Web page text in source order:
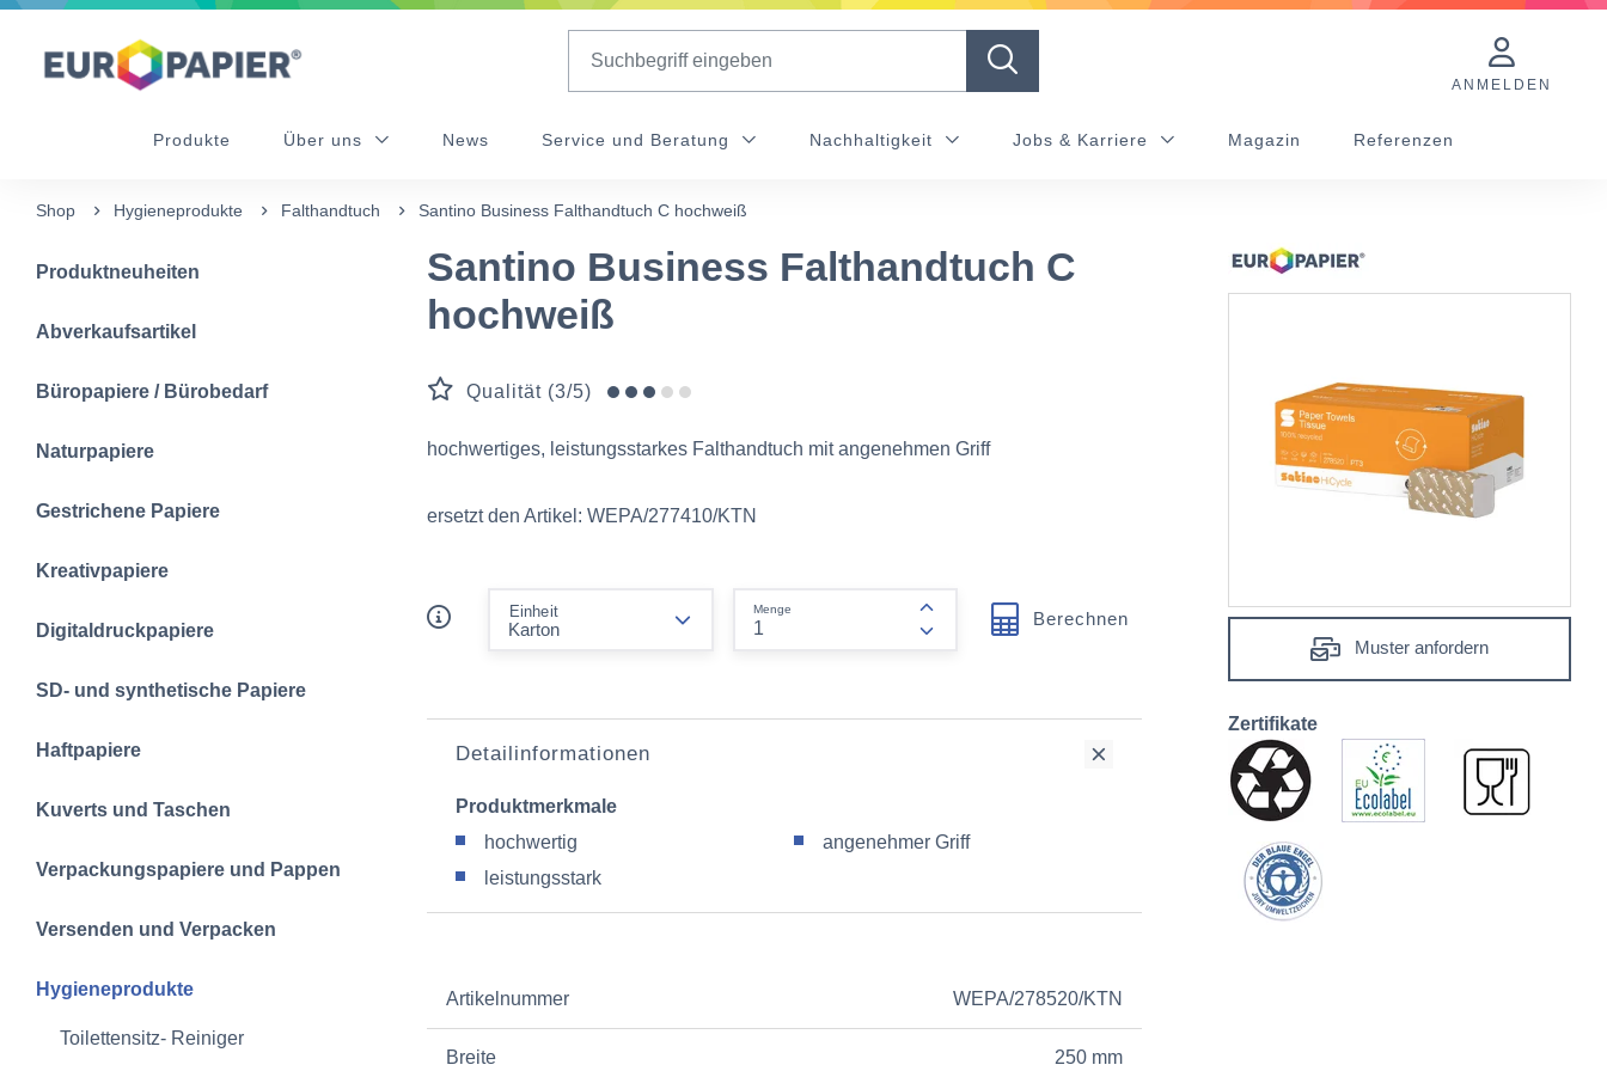
Table Of Content
ANMELDEN
Produkte Über uns News Service und Beratung Nachhaltigkeit Jobs & Karriere Magazin Referenzen
Shop Hygieneprodukte Falthandtuch Santino Business Falthandtuch C hochweiß
Produktneuheiten
Abverkaufsartikel
Büropapiere / Bürobedarf
Naturpapiere
Gestrichene Papiere
Kreativpapiere
Digitaldruckpapiere
SD- und synthetische Papiere
Haftpapiere
Kuverts und Taschen
Verpackungspapiere und Pappen
Versenden und Verpacken
Hygieneprodukte
Toilettensitz- Reiniger
Santino Business Falthandtuch C
hochweiß
Qualität (3/5)
hochwertiges, leistungsstarkes Falthandtuch mit angenehmen Griff
ersetzt den Artikel: WEPA/277410/KTN
Einheit Menge
form.increase-amount
Berechnen
Detailinformationen
Produktmerkmale
hochwertig
leistungsstark
angenehmer Griff
Artikelnummer WEPA/278520/KTN
Breite 250 mm
Muster anfordern
Zertifikate